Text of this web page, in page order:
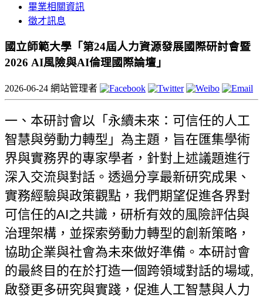
畢業相關資訊
徵才訊息
國立師範大學「第24屆人力資源發展國際研討會暨
2026 AI風險與AI倫理國際論壇」
2026-06-24 網站管理者
一、本研討會以「永續未來：可信任的人工
智慧與勞動力轉型」為主題，旨在匯集學術
界與實務界的專家學者，針對上述議題進行
深入交流與對話。透過分享最新研究成果、
實務經驗與政策觀點，我們期望促進各界對
可信任的AI之共識，研析有效的風險評估與
治理架構，並探索勞動力轉型的創新策略，
協助企業與社會為未來做好準備。本研討會
的最終目的在於打造一個跨領域對話的場域,
啟發更多研究與實踐，促進人工智慧與人力